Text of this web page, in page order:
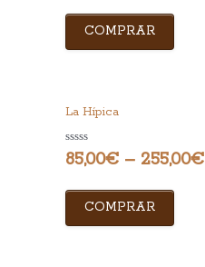
5
COMPRAR
La Hípica
Rated
0
5
85,00€ – 255,00€
COMPRAR